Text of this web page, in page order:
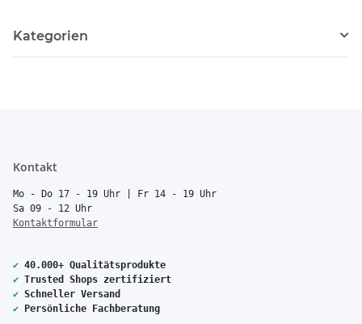
Kategorien
Kontakt
Mo - Do 17 - 19 Uhr | Fr 14 - 19 Uhr
Sa 09 - 12 Uhr
Kontaktformular
✔ 40.000+ Qualitätsprodukte
✔ Trusted Shops zertifiziert
✔ Schneller Versand
✔ Persönliche Fachberatung